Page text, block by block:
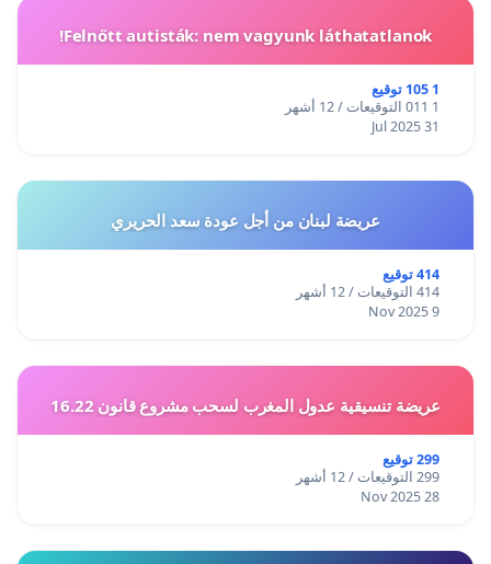
Felnőtt autisták: nem vagyunk láthatatlanok!
1 105 توقيع
1 011 التوقيعات / 12 أشهر
31 Jul 2025
عريضة لبنان من أجل عودة سعد الحريري
414 توقيع
414 التوقيعات / 12 أشهر
9 Nov 2025
عريضة تنسيقية عدول المغرب لسحب مشروع قانون 16.22
299 توقيع
299 التوقيعات / 12 أشهر
28 Nov 2025